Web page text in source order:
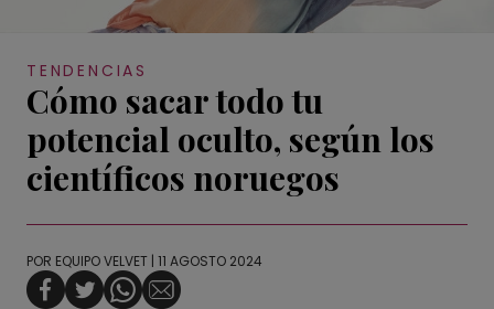
TENDENCIAS
Cómo sacar todo tu
potencial oculto, según los
científicos noruegos
POR EQUIPO VELVET | 11 AGOSTO 2024